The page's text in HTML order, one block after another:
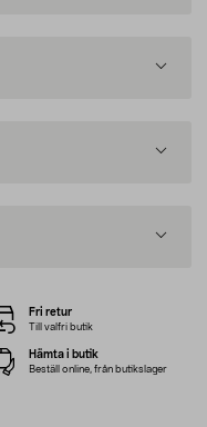
Fri retur
Till valfri butik
Hämta i butik
Beställ online, från butikslager